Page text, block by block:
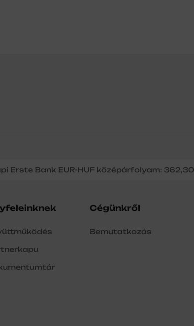
Erste Bank EUR-HUF középárfolyam: 362,30
Cégünkről
Bemutatkozás